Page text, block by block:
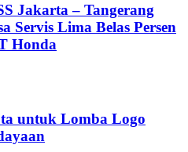
Jakarta – Tangerang
Servis Lima Belas Persen
Honda
untuk Lomba Logo